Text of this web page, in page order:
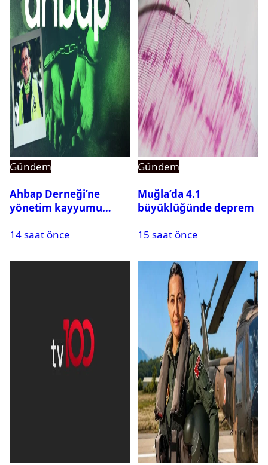
Gündem
Ahbap Derneği’ne
yönetim kayyumu
açıldı
14 saat önce
Gündem
Muğla’da 4.1
büyüklüğünde deprem
15 saat önce